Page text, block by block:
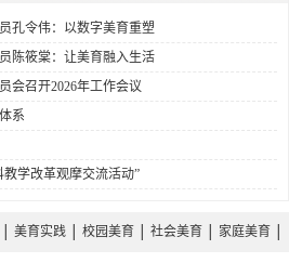
孔令伟：以数字美育重塑
陈筱棠：让美育融入生活
会召开2026年工作会议
系
学改革观摩交流活动”
美育实践 校园美育 社会美育 家庭美育